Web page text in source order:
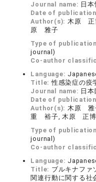
Journal name: 日
Date of
Author(s): 木原 正
原 雅子
Type of
journal)
Co-author
Language:
Title:性感染症の疫
Journal name: 日
Date of
Author(s): 木原 雅
重 裕子, 木原 正博
Type of
journal)
Co-author
Language:
Title: ブルキナフ
関連行動に関する社